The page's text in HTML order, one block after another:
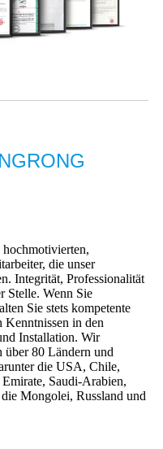
die unser
Integrität, Professionalität
Stelle. Wenn Sie
Sie stets kompetente
Kenntnissen in den
Installation. Wir
über 80 Ländern und
die USA, Chile,
Saudi-Arabien,
Mongolei, Russland und